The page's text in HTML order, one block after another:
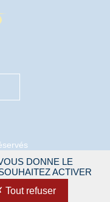
DONNE LE
ACTIVER
Tout refuser